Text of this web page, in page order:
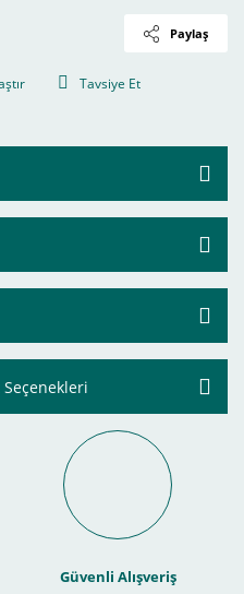
Paylaş
Tavsiye Et
Seçenekleri
Güvenli Alışveriş